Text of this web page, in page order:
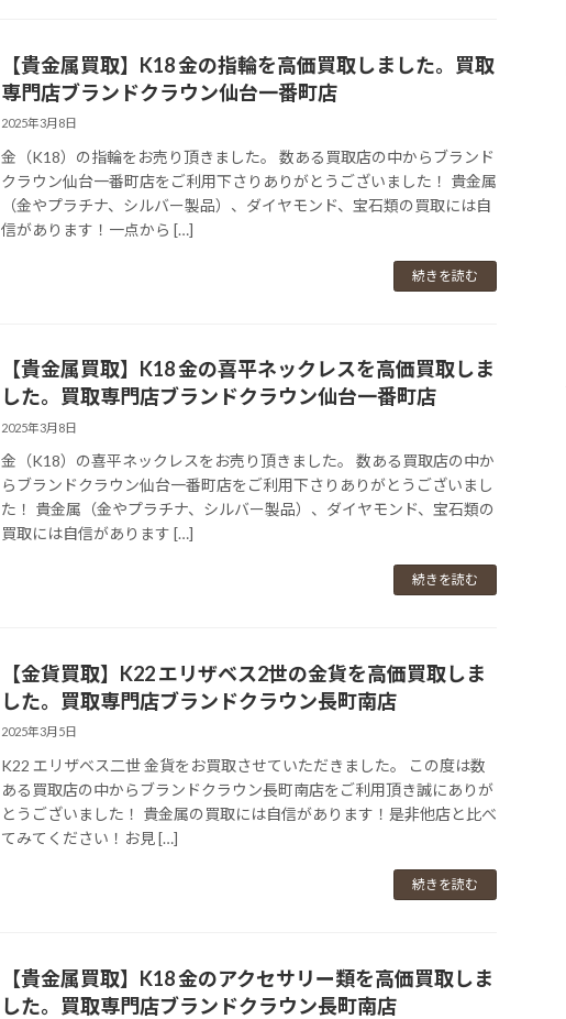
【貴金属買取】K18 金の指輪を高価買取しました。買取
専門店ブランドクラウン仙台一番町店
2025年3月8日
金（K18）の指輪をお売り頂きました。 数ある買取店の中からブランド
クラウン仙台一番町店をご利用下さりありがとうございました！ 貴金属
（金やプラチナ、シルバー製品）、ダイヤモンド、宝石類の買取には自
信があります！一点から […]
続きを読む
【貴金属買取】K18 金の喜平ネックレスを高価買取しま
した。買取専門店ブランドクラウン仙台一番町店
2025年3月8日
金（K18）の喜平ネックレスをお売り頂きました。 数ある買取店の中か
らブランドクラウン仙台一番町店をご利用下さりありがとうございまし
た！ 貴金属（金やプラチナ、シルバー製品）、ダイヤモンド、宝石類の
買取には自信があります […]
続きを読む
【金貨買取】K22 エリザベス2世の金貨を高価買取しま
した。買取専門店ブランドクラウン長町南店
2025年3月5日
K22 エリザベス二世 金貨をお買取させていただきました。 この度は数
ある買取店の中からブランドクラウン長町南店をご利用頂き誠にありが
とうございました！ 貴金属の買取には自信があります！是非他店と比べ
てみてください！お見 […]
続きを読む
【貴金属買取】K18 金のアクセサリー類を高価買取しま
した。買取専門店ブランドクラウン長町南店